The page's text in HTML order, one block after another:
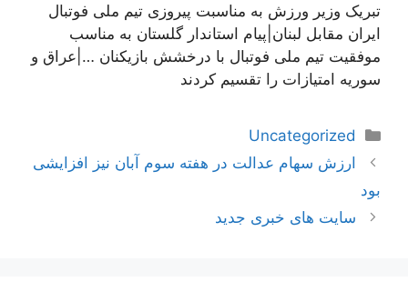
تبریک وزیر ورزش به مناسبت پیروزی تیم ملی فوتبال
ایران مقابل لبنان|پیام استاندار گلستان به مناسب
موفقیت تیم ملی فوتبال با درخشش بازیکنان …|عراق و
سوریه امتیازات را تقسیم کردند
دسته‌ها
Uncategorized
ناوبریارزش سهام عدالت در هفته سوم آبان نیز افزایشی
بود
سایت های خبری جدید